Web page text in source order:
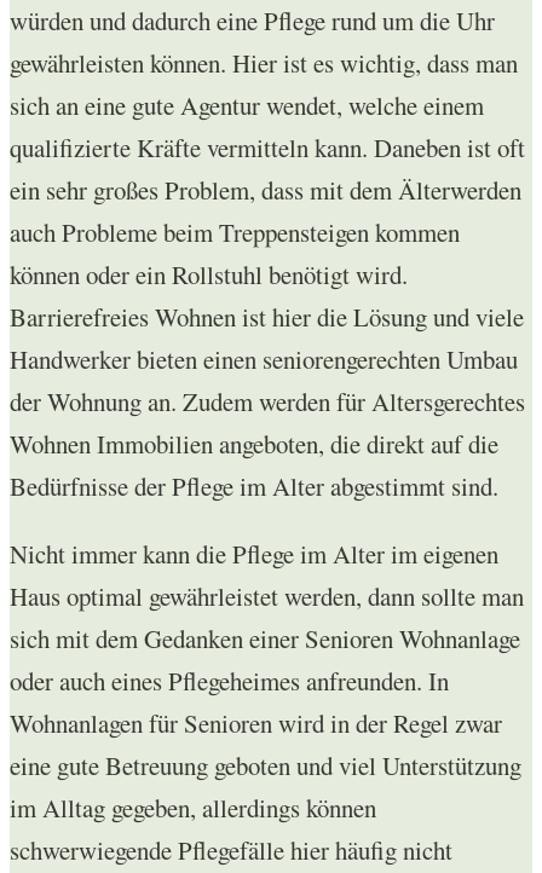
würden und dadurch eine Pflege rund um die Uhr
gewährleisten können. Hier ist es wichtig, dass man
sich an eine gute Agentur wendet, welche einem
qualifizierte Kräfte vermitteln kann. Daneben ist oft
ein sehr großes Problem, dass mit dem Älterwerden
auch Probleme beim Treppensteigen kommen
können oder ein Rollstuhl benötigt wird.
Barrierefreies Wohnen ist hier die Lösung und viele
Handwerker bieten einen seniorengerechten Umbau
der Wohnung an. Zudem werden für Altersgerechtes
Wohnen Immobilien angeboten, die direkt auf die
Bedürfnisse der Pflege im Alter abgestimmt sind.
Nicht immer kann die Pflege im Alter im eigenen
Haus optimal gewährleistet werden, dann sollte man
sich mit dem Gedanken einer Senioren Wohnanlage
oder auch eines Pflegeheimes anfreunden. In
Wohnanlagen für Senioren wird in der Regel zwar
eine gute Betreuung geboten und viel Unterstützung
im Alltag gegeben, allerdings können
schwerwiegende Pflegefälle hier häufig nicht